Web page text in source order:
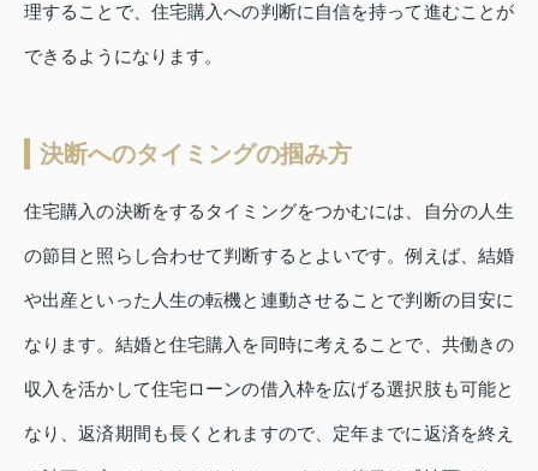
理することで、住宅購入への判断に自信を持って進むことが
できるようになります。
決断へのタイミングの掴み方
住宅購入の決断をするタイミングをつかむには、自分の人生
の節目と照らし合わせて判断するとよいです。例えば、結婚
や出産といった人生の転機と連動させることで判断の目安に
なります。結婚と住宅購入を同時に考えることで、共働きの
収入を活かして住宅ローンの借入枠を広げる選択肢も可能と
なり、返済期間も長くとれますので、定年までに返済を終え